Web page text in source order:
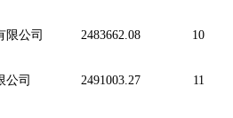
限公司 2483662.08 10
公司 2491003.27 11